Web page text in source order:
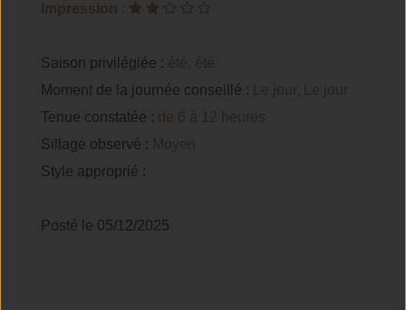
Impression :
Saison privilégiée : été, été
Moment de la journée conseillé :
Le jour, Le jour
Tenue constatée : de 6 à 12 heures
Sillage observé : Moyen
Style approprié :
Posté le 05/12/2025